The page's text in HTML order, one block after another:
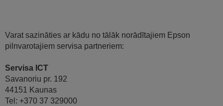
Varat sazināties ar kādu no tālāk norādītajiem Epson
pilnvarotajiem servisa partneriem:
Servisa ICT
Savanoriu pr. 192
44151 Kaunas
Tel: +370 37 329000